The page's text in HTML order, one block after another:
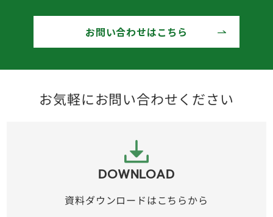
お問い合わせはこちら
お気軽にお問い合わせください
DOWNLOAD
資料ダウンロードはこちらから